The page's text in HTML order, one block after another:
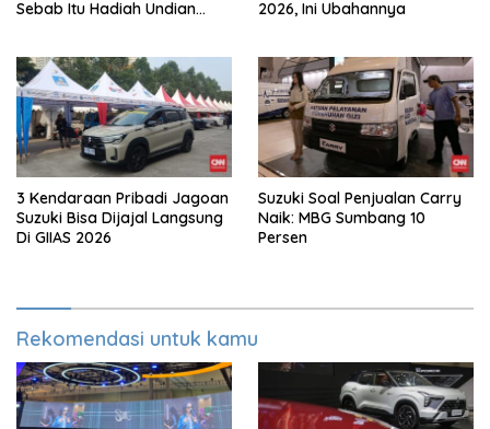
Sebab Itu Hadiah Undian
2026, Ini Ubahannya
3 Kendaraan Pribadi Jagoan
Suzuki Bisa Dijajal Langsung
Di GIIAS 2026
Suzuki Soal Penjualan Carry
Naik: MBG Sumbang 10
Persen
Rekomendasi untuk kamu